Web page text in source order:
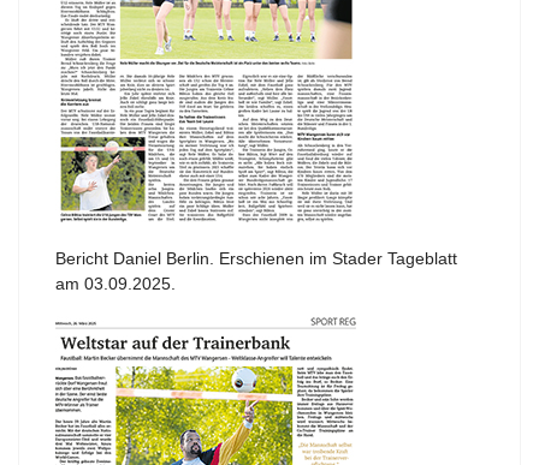
Bericht Daniel Berlin. Erschienen im Stader Tageblatt
am 03.09.2025.